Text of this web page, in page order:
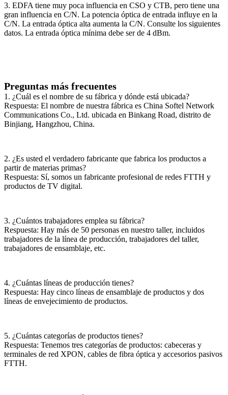
3. EDFA tiene muy poca influencia en CSO y CTB, pero tiene una
gran influencia en C/N. La potencia óptica de entrada influye en la
C/N. La entrada óptica alta aumenta la C/N. Consulte los siguientes
datos. La entrada óptica mínima debe ser de 4 dBm.
Preguntas más frecuentes
1. ¿Cuál es el nombre de su fábrica y dónde está ubicada?
Respuesta: El nombre de nuestra fábrica es China Softel Network
Communications Co., Ltd. ubicada en Binkang Road, distrito de
Binjiang, Hangzhou, China.
2. ¿Es usted el verdadero fabricante que fabrica los productos a
partir de materias primas?
Respuesta: Sí, somos un fabricante profesional de redes FTTH y
productos de TV digital.
3. ¿Cuántos trabajadores emplea su fábrica?
Respuesta: Hay más de 50 personas en nuestro taller, incluidos
trabajadores de la línea de producción, trabajadores del taller,
trabajadores de ensamblaje, etc.
4. ¿Cuántas líneas de producción tienes?
Respuesta: Hay cinco líneas de ensamblaje de productos y dos
líneas de envejecimiento de productos.
5. ¿Cuántas categorías de productos tienes?
Respuesta: Tenemos tres categorías de productos: cabeceras y
terminales de red XPON, cables de fibra óptica y accesorios pasivos
FTTH.